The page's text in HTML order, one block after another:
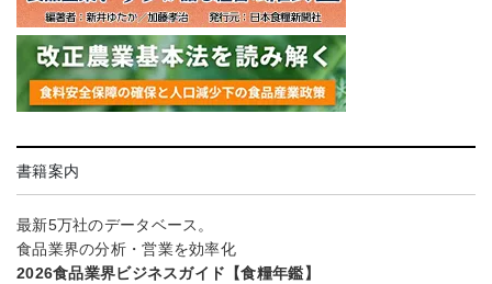
書籍案内
最新5万社のデータベース。
食品業界の分析・営業を効率化
2026食品業界ビジネスガイド【食糧年鑑】